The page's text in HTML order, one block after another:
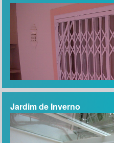
José Fernandes
"Obrigado Nuno e
comunicação
Adoramos nossas
ágata dos caixilhos
você conseguiu
perfeitamente com o
Sascha Bauer
Jardim de Inverno